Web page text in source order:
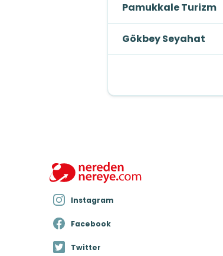
Pamukkale Turizm
Gökbey Seyahat
Instagram
Facebook
Twitter